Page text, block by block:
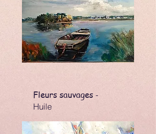
Fleurs sauvages -
Huile